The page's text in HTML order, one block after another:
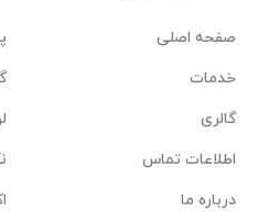
صفحه اصلی
خدمات
گالری
اطلاعات تماس
درباره ما